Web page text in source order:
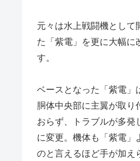
元々は水上戦闘機として
た「紫電」を更に大幅に
す。
ベースとなった「紫電」
胴体中央部に主翼が取り
おらず、トラブルが多発
に変更。機体も「紫電」
のと言えるほど手が加え